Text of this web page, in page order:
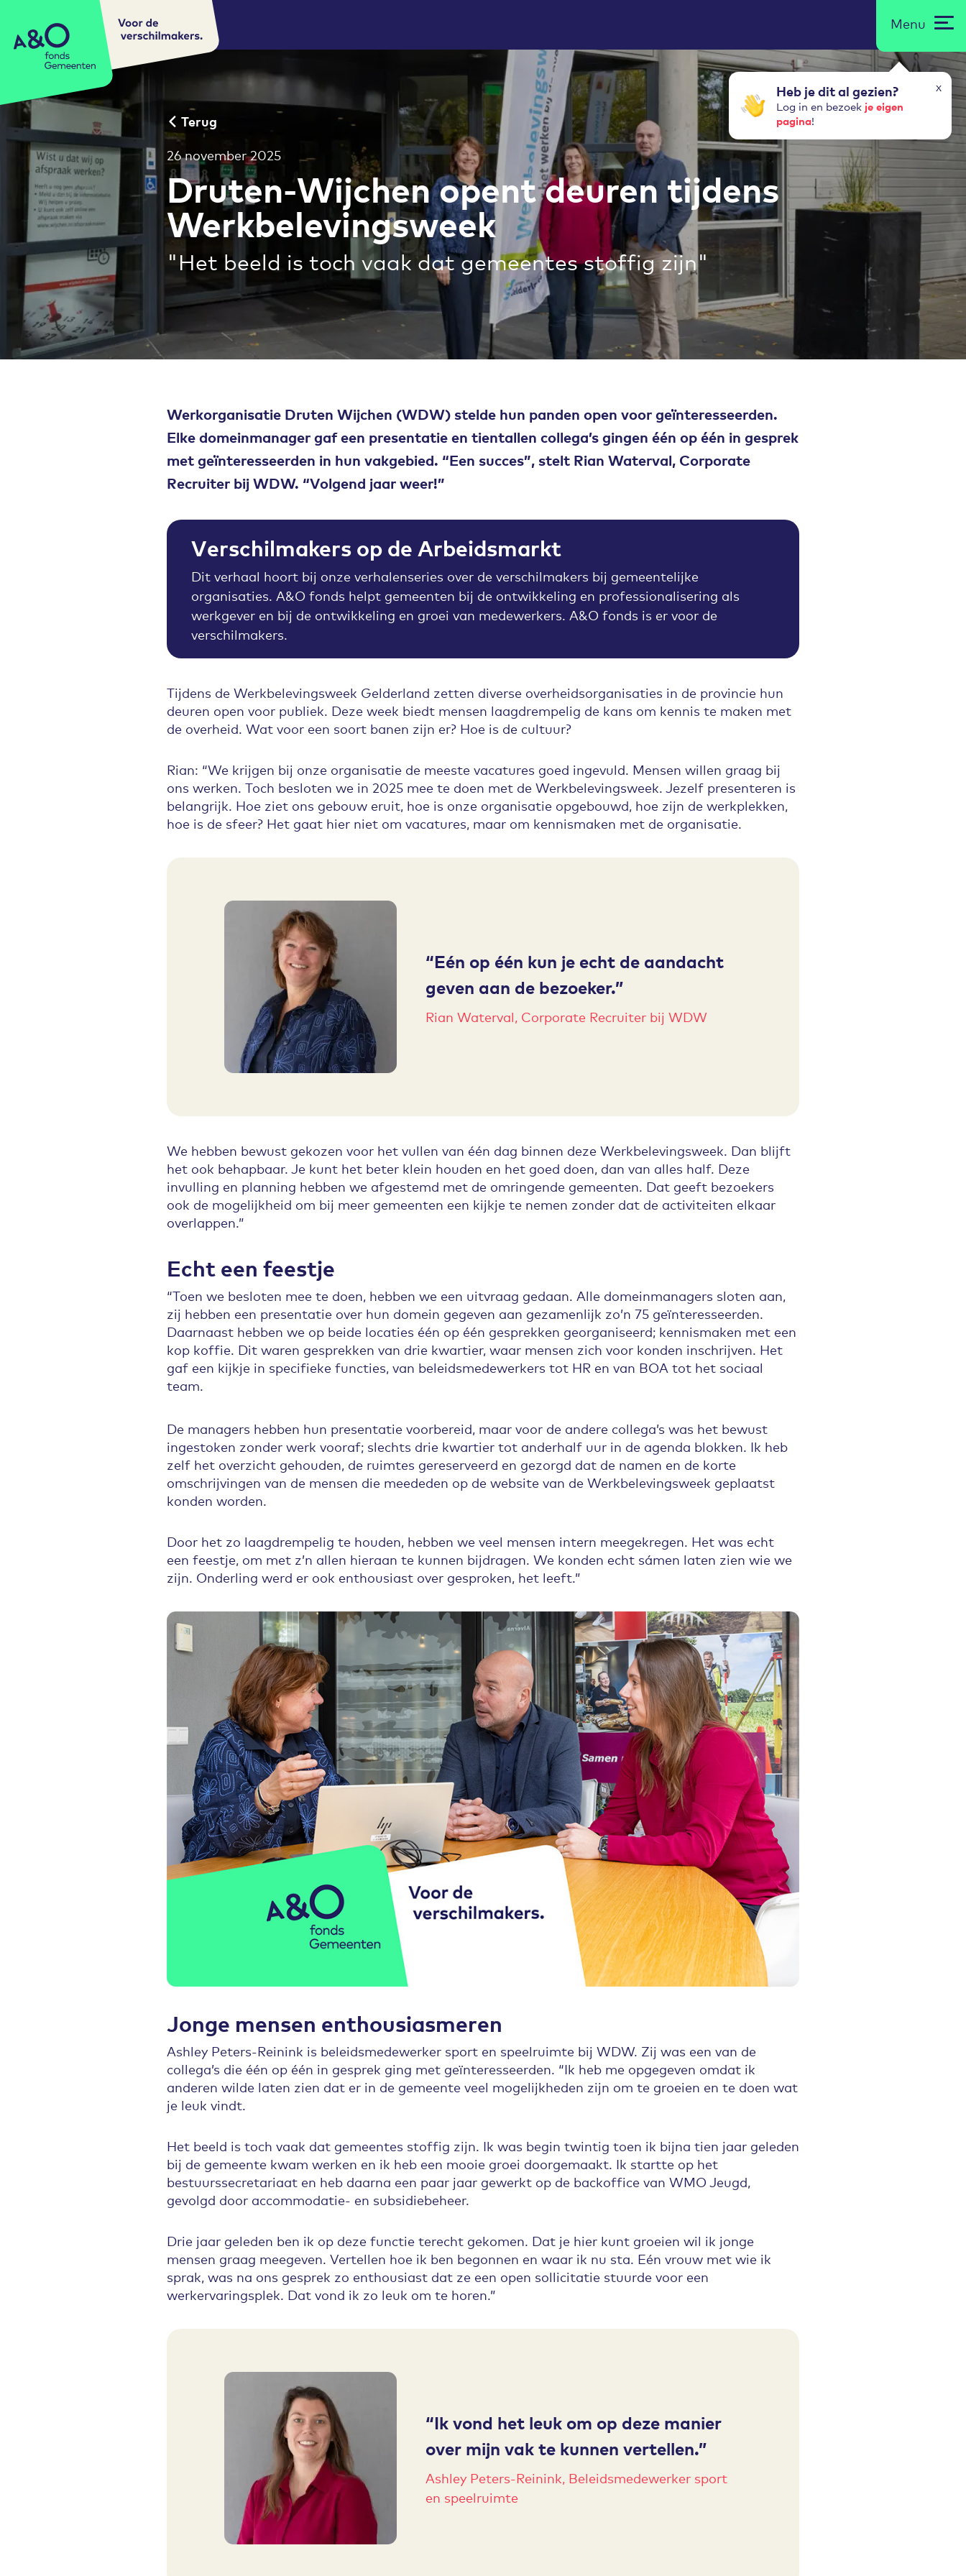
A&O fonds Gemeenten
Voor de
verschilmakers.
x
Heb je dit al gezien?
Log in en bezoek je eigen
pagina!
Menu
Terug
26 november 2025
Druten-Wijchen opent deuren tijdens
Werkbelevingsweek
"Het beeld is toch vaak dat gemeentes stoffig zijn"
Werkorganisatie Druten Wijchen (WDW) stelde hun panden open voor geïnteresseerden.
Elke domeinmanager gaf een presentatie en tientallen collega’s gingen één op één in gesprek
met geïnteresseerden in hun vakgebied. “Een succes”, stelt Rian Waterval, Corporate
Recruiter bij WDW. “Volgend jaar weer!”
Verschilmakers op de Arbeidsmarkt
Dit verhaal hoort bij onze verhalenseries over de verschilmakers bij gemeentelijke
organisaties. A&O fonds helpt gemeenten bij de ontwikkeling en professionalisering als
werkgever en bij de ontwikkeling en groei van medewerkers. A&O fonds is er voor de
verschilmakers.
Tijdens de Werkbelevingsweek Gelderland zetten diverse overheidsorganisaties in de provincie hun
deuren open voor publiek. Deze week biedt mensen laagdrempelig de kans om kennis te maken met
de overheid. Wat voor een soort banen zijn er? Hoe is de cultuur?
Rian: “We krijgen bij onze organisatie de meeste vacatures goed ingevuld. Mensen willen graag bij
ons werken. Toch besloten we in 2025 mee te doen met de Werkbelevingsweek. Jezelf presenteren is
belangrijk. Hoe ziet ons gebouw eruit, hoe is onze organisatie opgebouwd, hoe zijn de werkplekken,
hoe is de sfeer? Het gaat hier niet om vacatures, maar om kennismaken met de organisatie.
Eén op één kun je echt de aandacht
geven aan de bezoeker.
Rian Waterval, Corporate Recruiter bij WDW
We hebben bewust gekozen voor het vullen van één dag binnen deze Werkbelevingsweek. Dan blijft
het ook behapbaar. Je kunt het beter klein houden en het goed doen, dan van alles half. Deze
invulling en planning hebben we afgestemd met de omringende gemeenten. Dat geeft bezoekers
ook de mogelijkheid om bij meer gemeenten een kijkje te nemen zonder dat de activiteiten elkaar
overlappen.”
Echt een feestje
“Toen we besloten mee te doen, hebben we een uitvraag gedaan. Alle domeinmanagers sloten aan,
zij hebben een presentatie over hun domein gegeven aan gezamenlijk zo’n 75 geïnteresseerden.
Daarnaast hebben we op beide locaties één op één gesprekken georganiseerd; kennismaken met een
kop koffie. Dit waren gesprekken van drie kwartier, waar mensen zich voor konden inschrijven. Het
gaf een kijkje in specifieke functies, van beleidsmedewerkers tot HR en van BOA tot het sociaal
team.
De managers hebben hun presentatie voorbereid, maar voor de andere collega’s was het bewust
ingestoken zonder werk vooraf; slechts drie kwartier tot anderhalf uur in de agenda blokken. Ik heb
zelf het overzicht gehouden, de ruimtes gereserveerd en gezorgd dat de namen en de korte
omschrijvingen van de mensen die meededen op de website van de Werkbelevingsweek geplaatst
konden worden.
Door het zo laagdrempelig te houden, hebben we veel mensen intern meegekregen. Het was echt
een feestje, om met z’n allen hieraan te kunnen bijdragen. We konden echt sámen laten zien wie we
zijn. Onderling werd er ook enthousiast over gesproken, het leeft.”
Jonge mensen enthousiasmeren
Ashley Peters-Reinink is beleidsmedewerker sport en speelruimte bij WDW. Zij was een van de
collega’s die één op één in gesprek ging met geïnteresseerden. “Ik heb me opgegeven omdat ik
anderen wilde laten zien dat er in de gemeente veel mogelijkheden zijn om te groeien en te doen wat
je leuk vindt.
Het beeld is toch vaak dat gemeentes stoffig zijn. Ik was begin twintig toen ik bijna tien jaar geleden
bij de gemeente kwam werken en ik heb een mooie groei doorgemaakt. Ik startte op het
bestuurssecretariaat en heb daarna een paar jaar gewerkt op de backoffice van WMO Jeugd,
gevolgd door accommodatie- en subsidiebeheer.
Drie jaar geleden ben ik op deze functie terecht gekomen. Dat je hier kunt groeien wil ik jonge
mensen graag meegeven. Vertellen hoe ik ben begonnen en waar ik nu sta. Eén vrouw met wie ik
sprak, was na ons gesprek zo enthousiast dat ze een open sollicitatie stuurde voor een
werkervaringsplek. Dat vond ik zo leuk om te horen.”
Ik vond het leuk om op deze manier
over mijn vak te kunnen vertellen.
Ashley Peters-Reinink, Beleidsmedewerker sport
en speelruimte